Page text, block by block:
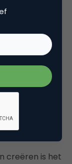
van je
je je
als actie
doet deze
op dat je je
Zo gaan
creëren is het